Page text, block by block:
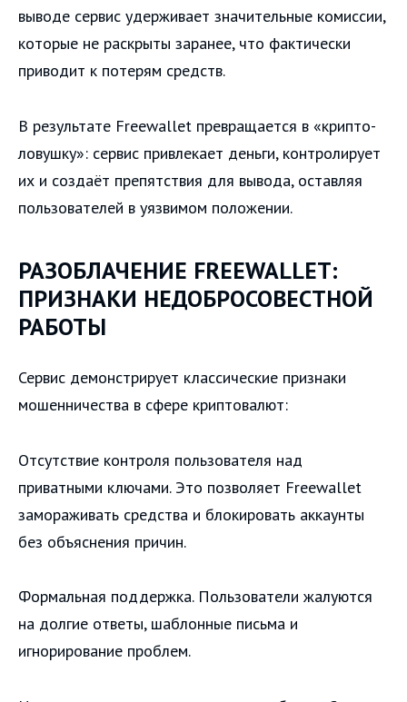
выводе сервис удерживает значительные комиссии,
которые не раскрыты заранее, что фактически
приводит к потерям средств.
В результате Freewallet превращается в «крипто-
ловушку»: сервис привлекает деньги, контролирует
их и создаёт препятствия для вывода, оставляя
пользователей в уязвимом положении.
РАЗОБЛАЧЕНИЕ FREEWALLET:
ПРИЗНАКИ НЕДОБРОСОВЕСТНОЙ
РАБОТЫ
Сервис демонстрирует классические признаки
мошенничества в сфере криптовалют:
Отсутствие контроля пользователя над
приватными ключами. Это позволяет Freewallet
замораживать средства и блокировать аккаунты
без объяснения причин.
Формальная поддержка. Пользователи жалуются
на долгие ответы, шаблонные письма и
игнорирование проблем.